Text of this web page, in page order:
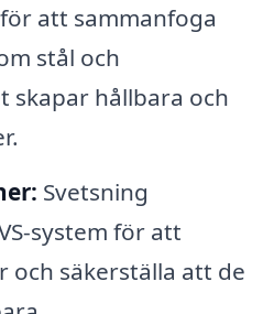
att sammanfoga
stål och
skapar hållbara och
Svetsning
system för att
och säkerställa att de